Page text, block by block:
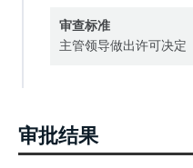
审查标准
主管领导做出许可决定
审批结果